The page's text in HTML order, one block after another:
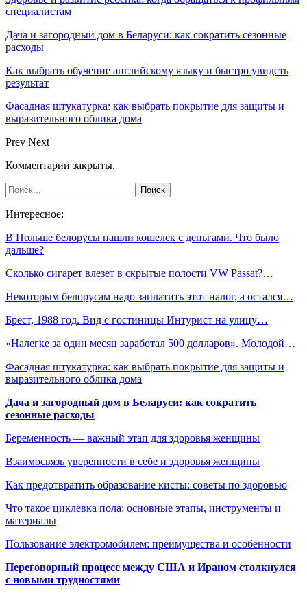
специалистам
Дача и загородный дом в Беларуси: как сократить сезонные
расходы
Как выбрать обучение английскому языку и быстро увидеть
результат
Фасадная штукатурка: как выбрать покрытие для защиты и
выразительного облика дома
Prev Next
Комментарии закрыты.
Интересное:
В Польше белорусы нашли кошелек с деньгами. Что было
дальше?
Сколько сигарет влезет в скрытые полости VW Passat?…
Некоторым белорусам надо заплатить этот налог, а остался…
Брест, 1988 год. Вид с гостиницы Интурист на улицу…
«Налегке за один месяц заработал 500 долларов». Молодой…
Фасадная штукатурка: как выбрать покрытие для защиты и
выразительного облика дома
Дача и загородный дом в Беларуси: как сократить
сезонные расходы
Беременность — важный этап для здоровья женщины
Взаимосвязь уверенности в себе и здоровья женщины
Как предотвратить образование кисты: советы по здоровью
Что такое циклевка пола: основные этапы, инструменты и
материалы
Пользование электромобилем: преимущества и особенности
Переговорный процесс между США и Ираном столкнулся
с новыми трудностями